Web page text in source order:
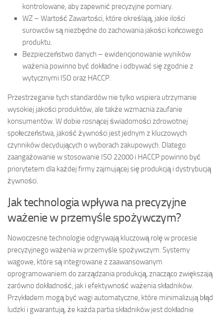
kontrolowane, aby zapewnić precyzyjne pomiary.
WZ – Wartość Zawartości, które określają, jakie ilości
surowców są niezbędne do zachowania jakości końcowego
produktu.
Bezpieczeństwo danych – ewidencjonowanie wyników
ważenia powinno być dokładne i odbywać się zgodnie z
wytycznymi ISO oraz HACCP.
Przestrzeganie tych standardów nie tylko wspiera utrzymanie
wysokiej jakości produktów, ale także wzmacnia zaufanie
konsumentów. W dobie rosnącej świadomości zdrowotnej
społeczeństwa, jakość żywności jest jednym z kluczowych
czynników decydujących o wyborach zakupowych. Dlatego
zaangażowanie w stosowanie ISO 22000 i HACCP powinno być
priorytetem dla każdej firmy zajmującej się produkcją i dystrybucją
żywności.
Jak technologia wpływa na precyzyjne
ważenie w przemyśle spożywczym?
Nowoczesne technologie odgrywają kluczową rolę w procesie
precyzyjnego ważenia w przemyśle spożywczym. Systemy
wagowe, które są integrowane z zaawansowanym
oprogramowaniem do zarządzania produkcją, znacząco zwiększają
zarówno dokładność, jak i efektywność ważenia składników.
Przykładem mogą być wagi automatyczne, które minimalizują błąd
ludzki i gwarantują, że każda partia składników jest dokładnie